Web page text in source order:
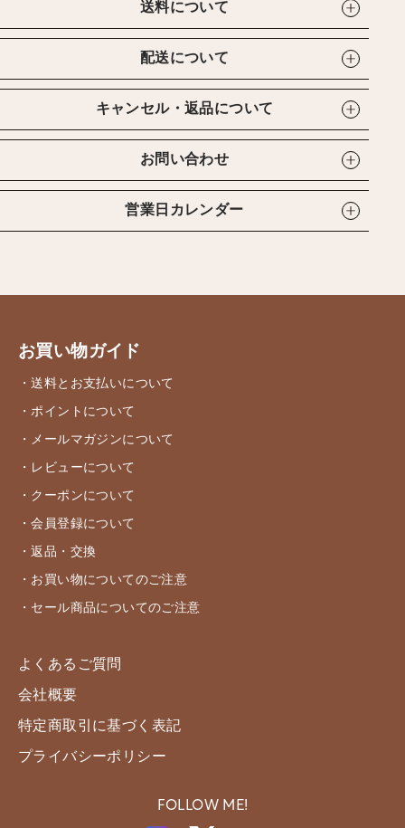
送料について
配送について
キャンセル・返品について
お問い合わせ
営業日カレンダー
お買い物ガイド
・送料とお支払いについて
・ポイントについて
・メールマガジンについて
・レビューについて
・クーポンについて
・会員登録について
・返品・交換
・お買い物についてのご注意
・セール商品についてのご注意
よくあるご質問
会社概要
特定商取引に基づく表記
プライバシーポリシー
FOLLOW ME!